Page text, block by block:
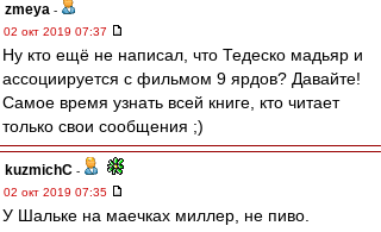
zmeya -
02 окт 2019 07:37
Ну кто ещё не написал, что Тедеско мадьяр и
ассоциируется с фильмом 9 ярдов? Давайте!
Самое время узнать всей книге, кто читает
только свои сообщения ;)
kuzmichC -
02 окт 2019 07:35
У Шальке на маечках миллер, не пиво.